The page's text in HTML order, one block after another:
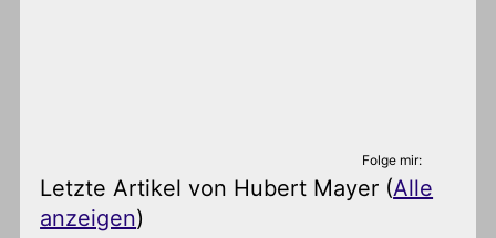
Folge mir:
Letzte Artikel von Hubert Mayer (Alle
anzeigen)